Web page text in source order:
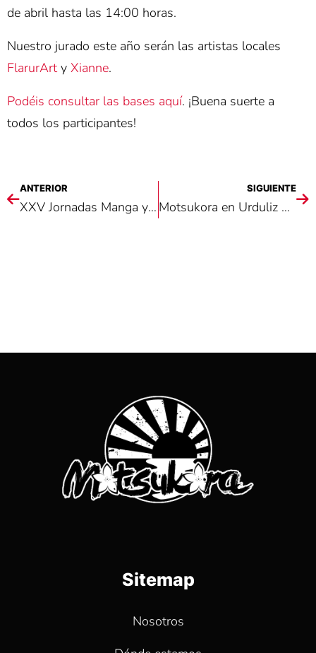
de abril hasta las 14:00 horas.
Nuestro jurado este año serán las artistas locales
FlarurArty Xianne.
Podéis consultar las bases aquí. ¡Buena suerte a
todos los participantes!
ANTERIOR
XXV Jornadas Manga y Anime de Motsukora
SIGUIENTE
Motsukora en Urduliz Link Up 2026
Sitemap
Nosotros